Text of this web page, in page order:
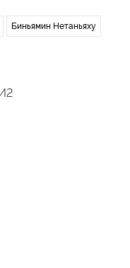
Биньямин Нетаньяху